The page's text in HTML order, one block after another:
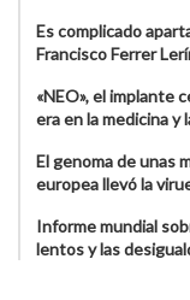
Es complicado
Francisco Ferrer
«NEO», el implante
era en la medicina y
El genoma de unas
europea llevó la
Informe mundial
lentos y las